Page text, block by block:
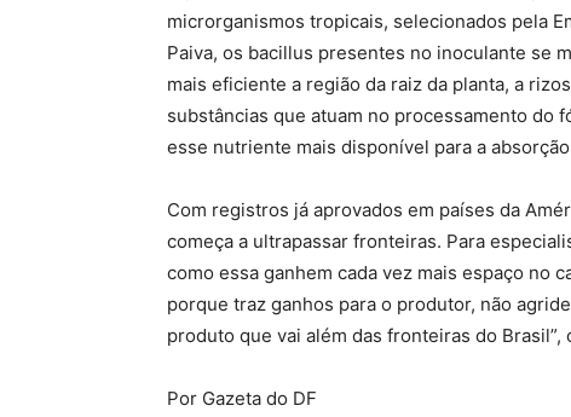
microrganismos tropicais, selecionados pela
Paiva, os bacillus presentes no inoculante se
mais eficiente a região da raiz da planta, a
substâncias que atuam no processamento do
esse nutriente mais disponível para a
Com registros já aprovados em países da
começa a ultrapassar fronteiras. Para
como essa ganhem cada vez mais espaço no
porque traz ganhos para o produtor, não
produto que vai além das fronteiras do
Por Gazeta do DF